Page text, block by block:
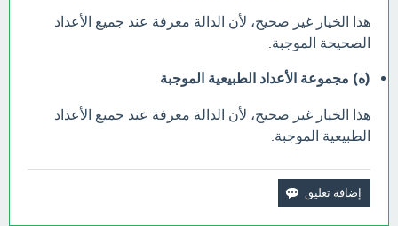
هذا الخيار غير صحيح، لأن الدالة معرفة عند جميع الأعداد
الصحيحة الموجبة.
(ه) مجموعة الأعداد الطبيعية الموجبة
هذا الخيار غير صحيح، لأن الدالة معرفة عند جميع الأعداد
الطبيعية الموجبة.